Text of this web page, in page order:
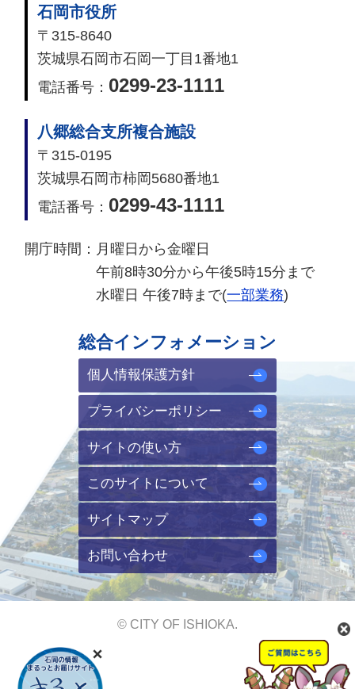
石岡市役所
〒315-8640
茨城県石岡市石岡一丁目1番地1
電話番号： 0299-23-1111
八郷総合支所複合施設
〒315-0195
茨城県石岡市柿岡5680番地1
電話番号： 0299-43-1111
開庁時間： 月曜日から金曜日
午前8時30分から午後5時15分まで
水曜日 午後7時まで(一部業務)
総合インフォメーション
個人情報保護方針
プライバシーポリシー
サイトの使い方
このサイトについて
サイトマップ
お問い合わせ
© CITY OF ISHIOKA.